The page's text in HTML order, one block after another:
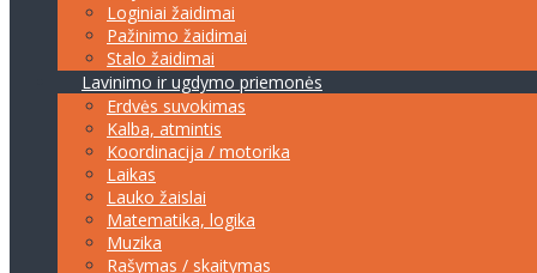
Loginiai žaidimai
Pažinimo žaidimai
Stalo žaidimai
Lavinimo ir ugdymo priemonės
Erdvės suvokimas
Kalba, atmintis
Koordinacija / motorika
Laikas
Lauko žaislai
Matematika, logika
Muzika
Rašymas / skaitymas